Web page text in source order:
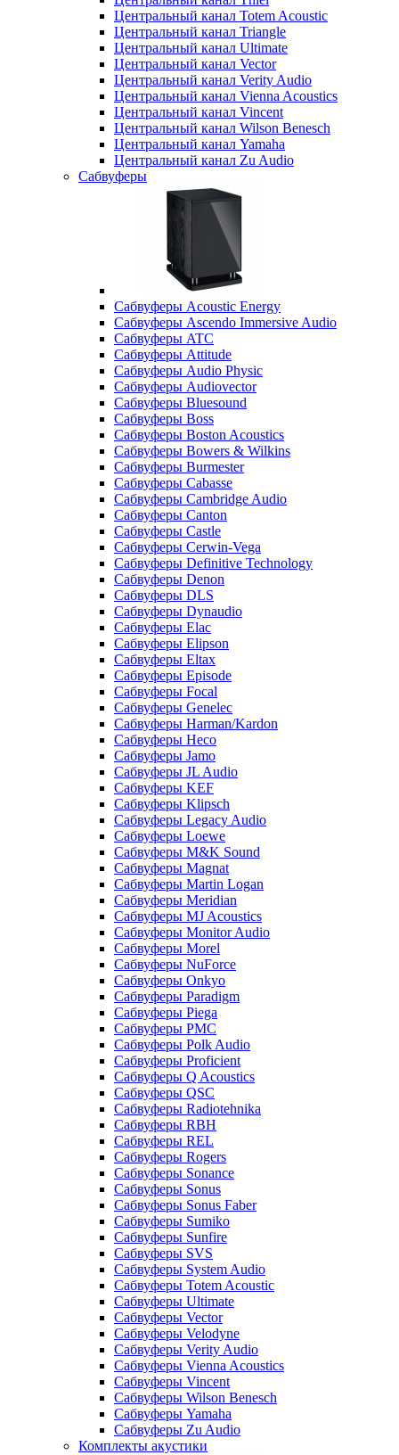
Центральный канал Totem Acoustic
Центральный канал Triangle
Центральный канал Ultimate
Центральный канал Vector
Центральный канал Verity Audio
Центральный канал Vienna Acoustics
Центральный канал Vincent
Центральный канал Wilson Benesch
Центральный канал Yamaha
Центральный канал Zu Audio
Сабвуферы
Сабвуферы Acoustic Energy
Сабвуферы Ascendo Immersive Audio
Сабвуферы ATC
Сабвуферы Attitude
Сабвуферы Audio Physic
Сабвуферы Audiovector
Сабвуферы Bluesound
Сабвуферы Boss
Сабвуферы Boston Acoustics
Сабвуферы Bowers & Wilkins
Сабвуферы Burmester
Сабвуферы Cabasse
Сабвуферы Cambridge Audio
Сабвуферы Canton
Сабвуферы Castle
Сабвуферы Cerwin-Vega
Сабвуферы Definitive Technology
Сабвуферы Denon
Сабвуферы DLS
Сабвуферы Dynaudio
Сабвуферы Elac
Сабвуферы Elipson
Сабвуферы Eltax
Сабвуферы Episode
Сабвуферы Focal
Сабвуферы Genelec
Сабвуферы Harman/Kardon
Сабвуферы Heco
Сабвуферы Jamo
Сабвуферы JL Audio
Сабвуферы KEF
Сабвуферы Klipsch
Сабвуферы Legacy Audio
Сабвуферы Loewe
Сабвуферы M&K Sound
Сабвуферы Magnat
Сабвуферы Martin Logan
Сабвуферы Meridian
Сабвуферы MJ Acoustics
Сабвуферы Monitor Audio
Сабвуферы Morel
Сабвуферы NuForce
Сабвуферы Onkyo
Сабвуферы Paradigm
Сабвуферы Piega
Сабвуферы PMC
Сабвуферы Polk Audio
Сабвуферы Proficient
Сабвуферы Q Acoustics
Сабвуферы QSC
Сабвуферы Radiotehnika
Сабвуферы RBH
Сабвуферы REL
Сабвуферы Rogers
Сабвуферы Sonance
Сабвуферы Sonus
Сабвуферы Sonus Faber
Сабвуферы Sumiko
Сабвуферы Sunfire
Сабвуферы SVS
Сабвуферы System Audio
Сабвуферы Totem Acoustic
Сабвуферы Ultimate
Сабвуферы Vector
Сабвуферы Velodyne
Сабвуферы Verity Audio
Сабвуферы Vienna Acoustics
Сабвуферы Vincent
Сабвуферы Wilson Benesch
Сабвуферы Yamaha
Сабвуферы Zu Audio
Комплекты акустики